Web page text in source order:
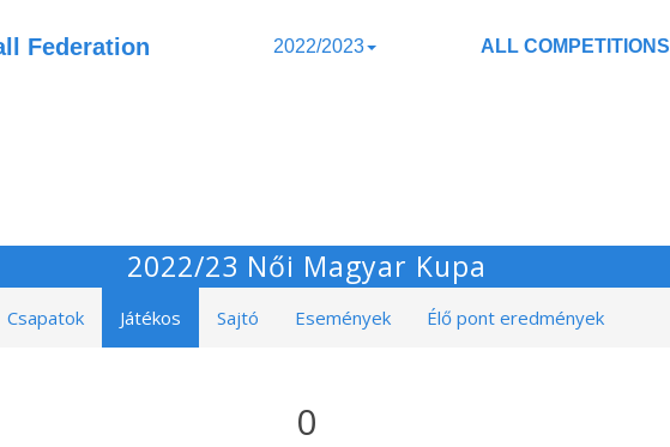
Federation 2022/2023 ALL COMPETITIONS
2022/23 Női Magyar Kupa
Csapatok Játékos Sajtó Események Élő pont eredmények
0